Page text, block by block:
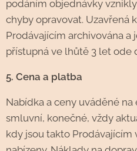
podáním objednávky
chyby opravovat. Uzavřená
Prodávajícím archivována a
přístupná ve lhůtě 3 let ode
5. Cena a platba
Nabídka a ceny uváděné
smluvní, konečné, vždy
kdy jsou takto